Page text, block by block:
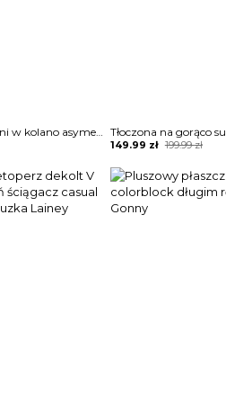
Sukienka krótka mini w kolano asymetryczny nieduży dekolt V na grubych ramiączkach marszczona ściągana w talii bez rękawów na jedno ramię Diamantoula
199.99zł
Original
was:
199.99 zł.
149.99 zł
Current
is:
149.99 zł.